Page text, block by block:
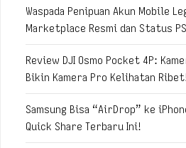
Waspada Penipuan Akun Mobile
Marketplace Resmi dan Status
Review DJI Osmo Pocket 4P:
Bikin Kamera Pro Kelihatan
Samsung Bisa “AirDrop” ke
Quick Share Terbaru Ini!